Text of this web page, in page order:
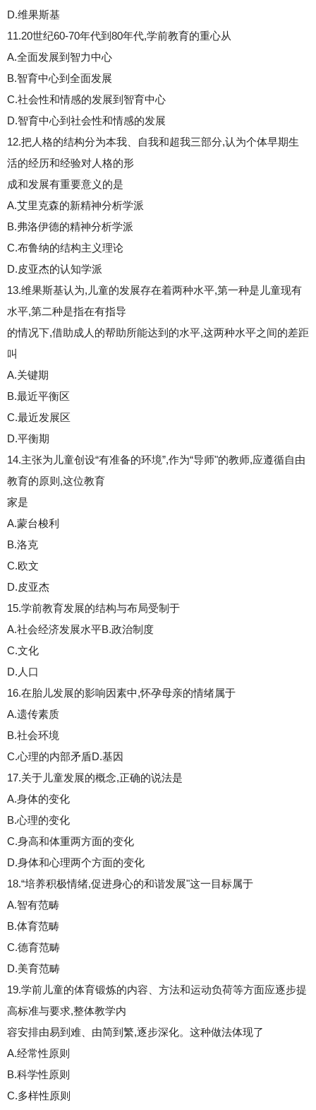
D.维果斯基
11.20世纪60-70年代到80年代,学前教育的重心从
A.全面发展到智力中心
B.智育中心到全面发展
C.社会性和情感的发展到智育中心
D.智育中心到社会性和情感的发展
12.把人格的结构分为本我、自我和超我三部分,认为个体早期生
活的经历和经验对人格的形
成和发展有重要意义的是
A.艾里克森的新精神分析学派
B.弗洛伊德的精神分析学派
C.布鲁纳的结构主义理论
D.皮亚杰的认知学派
13.维果斯基认为,儿童的发展存在着两种水平,第一种是儿童现有
水平,第二种是指在有指导
的情况下,借助成人的帮助所能达到的水平,这两种水平之间的差距
叫
A.关键期
B.最近平衡区
C.最近发展区
D.平衡期
14.主张为儿童创设“有准备的环境”,作为“导师"的教师,应遵循自由
教育的原则,这位教育
家是
A.蒙台梭利
B.洛克
C.欧文
D.皮亚杰
15.学前教育发展的结构与布局受制于
A.社会经济发展水平B.政治制度
C.文化
D.人口
16.在胎儿发展的影响因素中,怀孕母亲的情绪属于
A.遗传素质
B.社会环境
C.心理的内部矛盾D.基因
17.关于儿童发展的概念,正确的说法是
A.身体的变化
B.心理的变化
C.身高和体重两方面的变化
D.身体和心理两个方面的变化
18.“培养积极情绪,促进身心的和谐发展"这一目标属于
A.智有范畴
B.体育范畴
C.德育范畴
D.美育范畴
19.学前儿童的体育锻炼的内容、方法和运动负荷等方面应逐步提
高标准与要求,整体教学内
容安排由易到难、由简到繁,逐步深化。这种做法体现了
A.经常性原则
B.科学性原则
C.多样性原则